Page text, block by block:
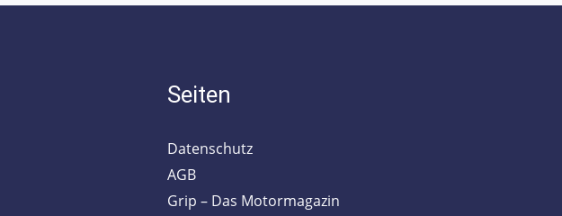
Seiten
Datenschutz
AGB
Grip – Das Motormagazin